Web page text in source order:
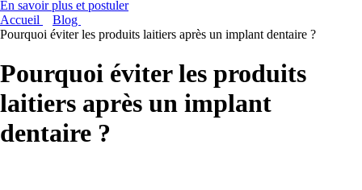
En savoir plus et postuler
Accueil
Blog
Pourquoi éviter les produits laitiers après un implant dentaire ?
Pourquoi éviter les produits
laitiers après un implant
dentaire ?